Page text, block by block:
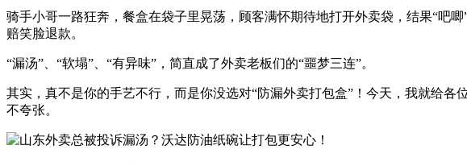
骑手小哥一路狂奔，餐盒在袋子里晃荡，顾客满怀期待地打开外卖袋，结果“
赔笑脸退款。
“漏汤”、“软塌”、“有异味”，简直成了外卖老板们的“噩梦三连”。
其实，真不是你的手艺不行，而是你没选对“防漏外卖打包盒”！今天，我就给
不夸张。